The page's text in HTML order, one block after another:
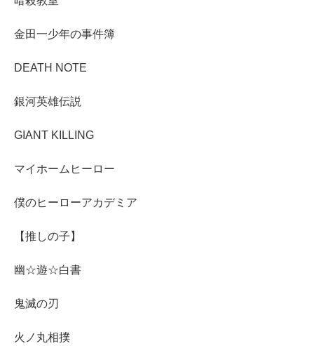
金田一少年の事件簿
DEATH NOTE
銀河英雄伝説
GIANT KILLING
マイホームヒーロー
僕のヒーローアカデミア
【推しの子】
幽☆遊☆白書
鬼滅の刃
火ノ丸相撲